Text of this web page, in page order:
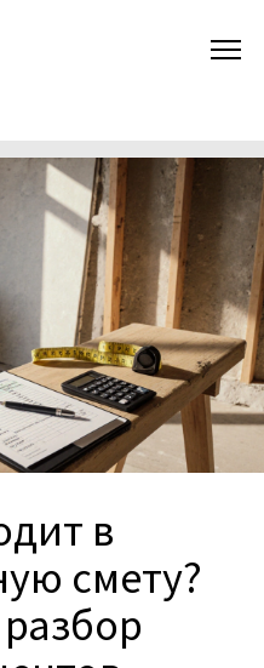
в
смету?